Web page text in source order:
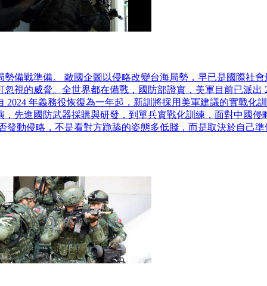
勢備戰準備。 敵國企圖以侵略改變台海局勢，早已是國際社
忽視的威脅。全世界都在備戰，國防部證實，美軍目前已派出
2024 年義務役恢復為一年起，新訓將採用美軍建議的實戰化
，先進國防武器採購與研發，到單兵實戰化訓練，面對中國侵
發動侵略，不是看對方跪舔的姿態多低賤，而是取決於自己